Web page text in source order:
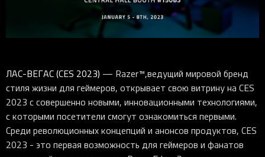
ЛАС-ВЕГАС (CES 2023) — Razer™,ведущий мировой бренд
стиля жизни для геймеров, открывает свою витрину на CES
2023 с совершенно новыми, инновационными технологиями,
с которыми посетители смогут ознакомиться первыми.
Среди революционных концепций и анонсов продуктов, CES
2023 - это первая возможность для геймеров и фанатов